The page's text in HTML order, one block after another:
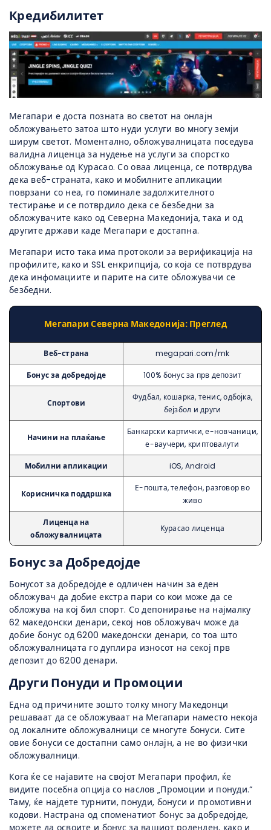
Кредибилитет
Мегапари е доста позната во светот на онлајн
обложувањето затоа што нуди услуги во многу земји
ширум светот. Моментално, обложувалницата поседува
валидна лиценца за нудење на услуги за спорстко
обложување од Курасао. Со оваа лиценца, се потврдува
дека веб-страната, како и мобилните апликации
поврзани со неа, го поминале задолжителното
тестирање и се потврдило дека се безбедни за
обложувачите како од Северна Македонија, така и од
другите држави каде Мегапари е достапна.
Мегапари исто така има протоколи за верификација на
профилите, како и SSL енкрипција, со која се потврдува
дека инфомациите и парите на сите обложувачи се
безбедни.
Мегапари Северна Македонија: Преглед
Веб-страна megapari.com/mk
Бонус за добредојде 100% бонус за прв депозит
Спортови
Фудбал, кошарка, тенис, одбојка,
бејзбол и други
Начини на плаќање
Банкарски картички, е-новчаници,
е-ваучери, криптовалути
Мобилни апликации iOS, Android
Корисничка поддршка
Е-пошта, телефон, разговор во
живо
Лиценца на
обложувалницата
Курасао лиценца
Бонус за Добредојде
Бонусот за добредојде е одличен начин за еден
обложувач да добие екстра пари со кои може да се
обложува на кој бил спорт. Со депонирање на најмалку
62 македонски денари, секој нов обложувач може да
добие бонус од 6200 македонски денари, со тоа што
обложувалницата го дуплира износот на секој прв
депозит до 6200 денари.
Други Понуди и Промоции
Една од причините зошто толку многу Македонци
решаваат да се обложуваат на Мегапари наместо некоја
од локалните обложувалници се многуте бонуси. Сите
овие бонуси се достапни само онлајн, а не во физички
обложувалници.
Кога ќе се најавите на својот Мегапари профил, ќе
видите посебна опција со наслов „Промоции и понуди.“
Таму, ќе најдете турнити, понуди, бонуси и промотивни
кодови. Настрана од споменатиот бонус за добредојде,
можете да освоите и бонус за вашиот роденден, како и